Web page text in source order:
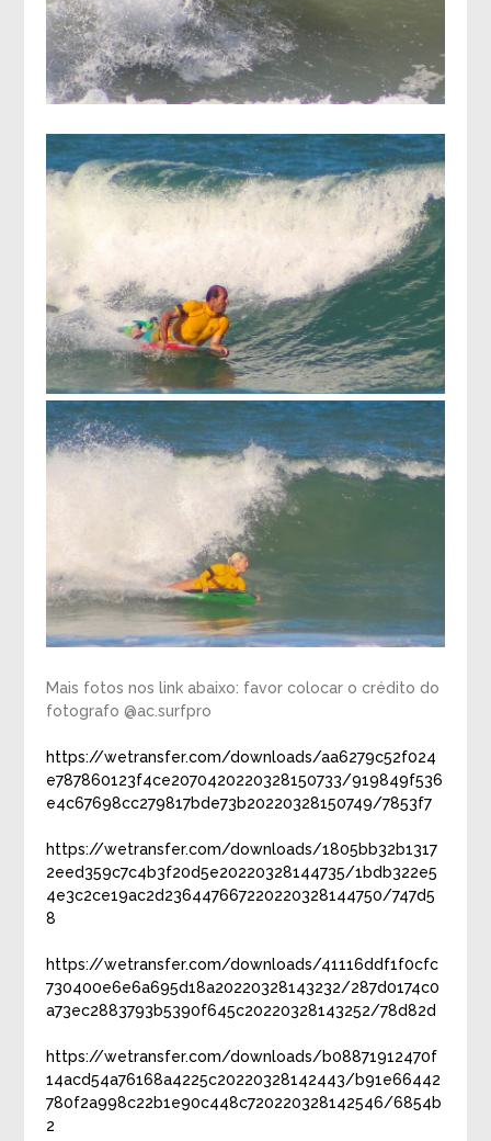
Mais fotos nos link abaixo: favor colocar o crédito do
fotografo @ac.surfpro
https://wetransfer.com/downloads/aa6279c52f024
e787860123f4ce2070420220328150733/919849f536
e4c67698cc279817bde73b20220328150749/7853f7
https://wetransfer.com/downloads/1805bb32b1317
2eed359c7c4b3f20d5e20220328144735/1bdb322e5
4e3c2ce19ac2d236447667220220328144750/747d5
8
https://wetransfer.com/downloads/41116ddf1f0cfc
730400e6e6a695d18a20220328143232/287d0174c0
a73ec2883793b5390f645c20220328143252/78d82d
https://wetransfer.com/downloads/b08871912470f
14acd54a76168a4225c20220328142443/b91e66442
780f2a998c22b1e90c448c720220328142546/6854b
2